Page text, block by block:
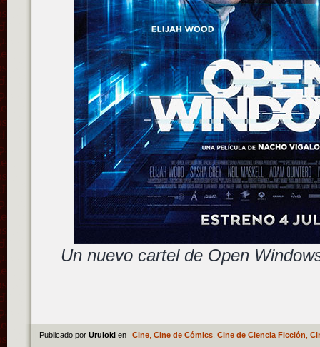
Un nuevo cartel de Open
Publicado por Uruloki en Cine, Cine de Cómics, Cine de Ciencia Ficción